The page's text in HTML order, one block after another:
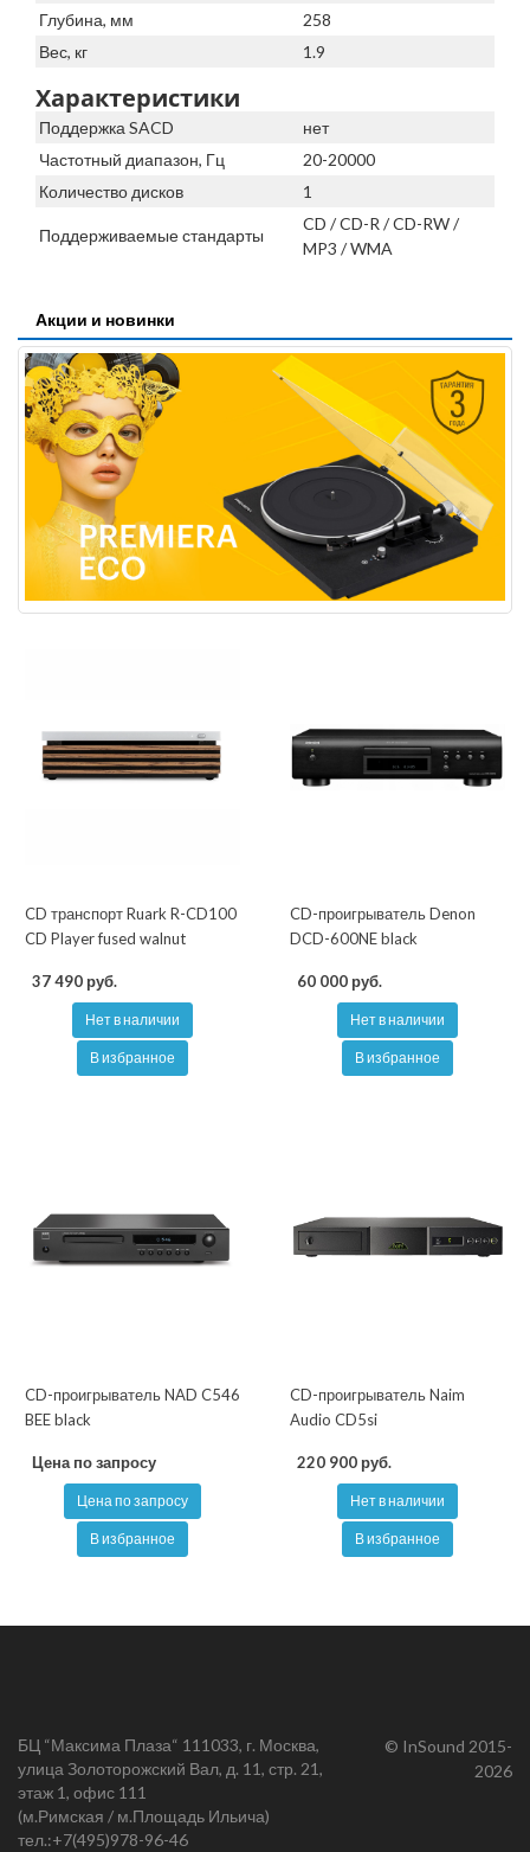
Глубина, мм
258
Вес, кг
1.9
Характеристики
Поддержка SACD
нет
Частотный диапазон, Гц
20-20000
Количество дисков
1
Поддерживаемые стандарты
CD / CD-R / CD-RW /
MP3 / WMA
Акции и новинки
CD транспорт Ruark R-CD100
CD Player fused walnut
37 490 руб.
Нет в наличии
В избранное
CD-проигрыватель Denon
DCD-600NE black
60 000 руб.
Нет в наличии
В избранное
CD-проигрыватель NAD C546
BEE black
Цена по запросу
Цена по запросу
В избранное
CD-проигрыватель Naim
Audio CD5si
220 900 руб.
Нет в наличии
В избранное
БЦ “Максима Плаза“ 111033, г. Москва,
улица Золоторожский Вал, д. 11, стр. 21,
этаж 1, офис 111
(м.Римская / м.Площадь Ильича)
тел.:+7(495)978-96-46
© InSound 2015-
2026